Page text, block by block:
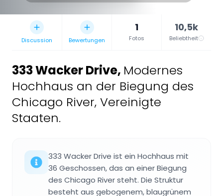
Discussion Bewertungen
1
Fotos
10,5k
Beliebtheit
333 Wacker Drive, Modernes
Hochhaus an der Biegung des
Chicago River, Vereinigte
Staaten.
333 Wacker Drive ist ein Hochhaus mit
36 Geschossen, das an einer Biegung
des Chicago River steht. Die Struktur
besteht aus gebogenem, blaugrünem